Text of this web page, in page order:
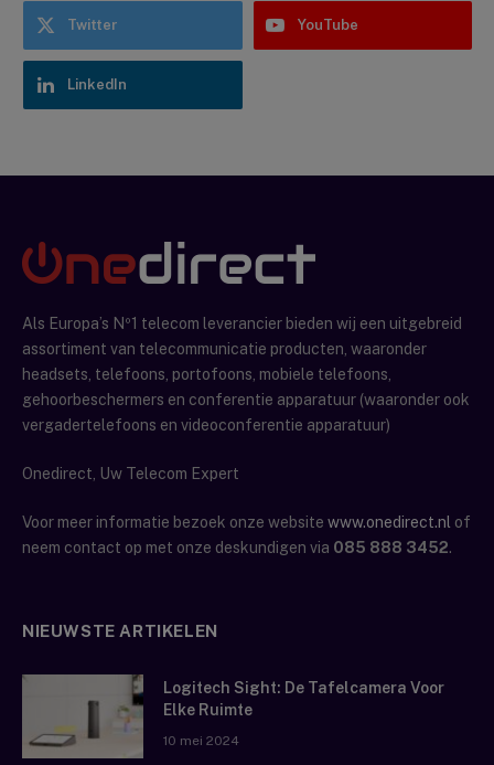
Twitter YouTube
LinkedIn
Als Europa’s Nº1 telecom leverancier bieden wij een uitgebreid
assortiment van telecommunicatie producten, waaronder
headsets, telefoons, portofoons, mobiele telefoons,
gehoorbeschermers en conferentie apparatuur (waaronder ook
vergadertelefoons en videoconferentie apparatuur)
Onedirect, Uw Telecom Expert
Voor meer informatie bezoek onze website www.onedirect.nl of
neem contact op met onze deskundigen via 085 888 3452.
NIEUWSTE ARTIKELEN
Logitech Sight: De Tafelcamera Voor
Elke Ruimte
10 mei 2024